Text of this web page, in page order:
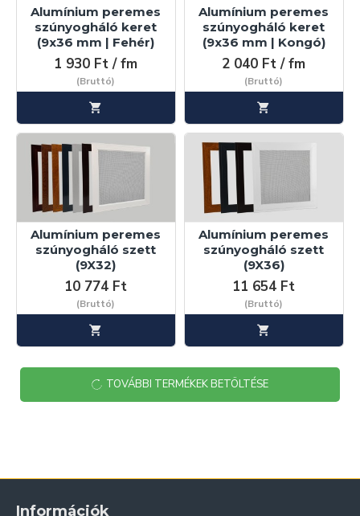
Alumínium peremes
szúnyogháló keret
(9x36 mm | Fehér)
1 930 Ft / fm
(Bruttó)
Alumínium peremes
szúnyogháló keret
(9x36 mm | Kongó)
2 040 Ft / fm
(Bruttó)
Alumínium peremes
szúnyogháló szett
(9X32)
10 774 Ft
(Bruttó)
Alumínium peremes
szúnyogháló szett
(9X36)
11 654 Ft
(Bruttó)
TOVÁBBI TERMÉKEK BETÖLTÉSE
Információk